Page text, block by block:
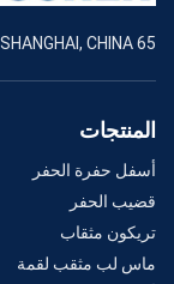
65 EAST XINHUAN ROAD, SHANGHAI, CHINA
المنتجات
أسفل حفرة الحفر
قضيب الحفر
تريكون مثقاب
ماس لب مثقب لقمة